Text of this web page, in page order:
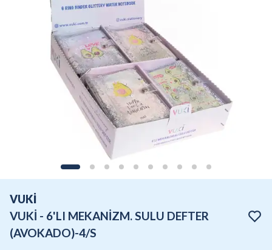
VUKİ
VUKİ - 6'LI MEKANİZM. SULU DEFTER
(AVOKADO)-4/S